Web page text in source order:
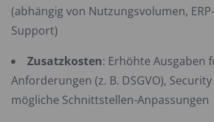
(abhängig von Nutzungsvolumen,
Support)
Zusatzkosten: Erhöhte Ausgaben
Anforderungen (z. B. DSGVO),
mögliche Schnittstellen-Anpassungen